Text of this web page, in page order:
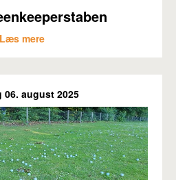
Læs mere
06. august 2025